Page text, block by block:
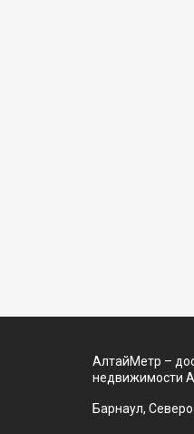
АлтайМетр –
недвижимости
Барнаул,